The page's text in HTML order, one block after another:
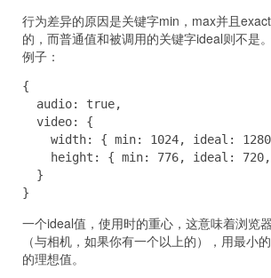
行为差异的原因是关键字min，max并且
的，而普通值和被调用的关键字ideal则不是
例子：
{
audio: true,
video: {
width: { min: 1024, ideal: 1280,
height: { min: 776, ideal: 720,
}
}
一个ideal值，使用时的重心，这意味着浏览
（与相机，如果你有一个以上的），用最小
的理想值。